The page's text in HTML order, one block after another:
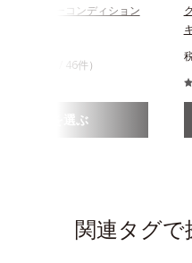
ル インナーコンディション
（4.24 / 46件）
商品を選ぶ
関連タグで